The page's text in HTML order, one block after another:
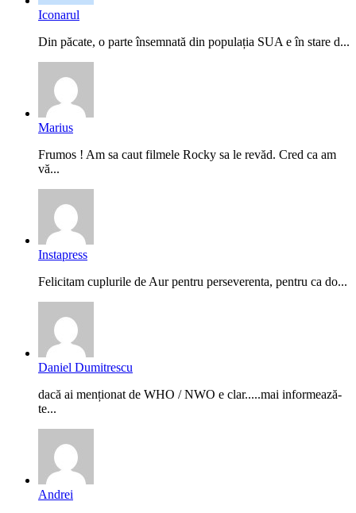
Iconarul
Din păcate, o parte însemnată din populația SUA e în stare d...
Marius
Frumos ! Am sa caut filmele Rocky sa le revăd. Cred ca am
vă...
Instapress
Felicitam cuplurile de Aur pentru perseverenta, pentru ca do...
Daniel Dumitrescu
dacă ai menționat de WHO / NWO e clar.....mai informează-
te...
Andrei